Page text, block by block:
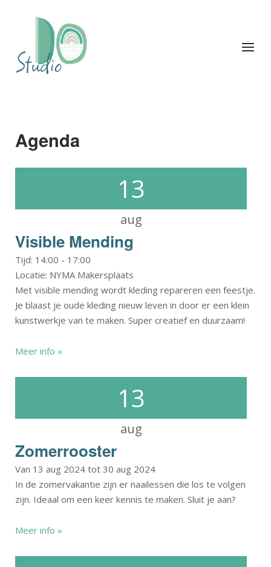
inhoud
Home
Menu
Agenda
13
aug
Visible Mending
Tijd: 14:00 - 17:00
Locatie: NYMA Makersplaats
Met visible mending wordt kleding repareren een feestje.
Je blaast je oude kleding nieuw leven in door er een klein
kunstwerkje van te maken. Super creatief en duurzaam!
Meer info »
13
aug
Zomerrooster
Van 13 aug 2024 tot 30 aug 2024
In de zomervakantie zijn er naailessen die los te volgen
zijn. Ideaal om een keer kennis te maken. Sluit je aan?
Meer info »